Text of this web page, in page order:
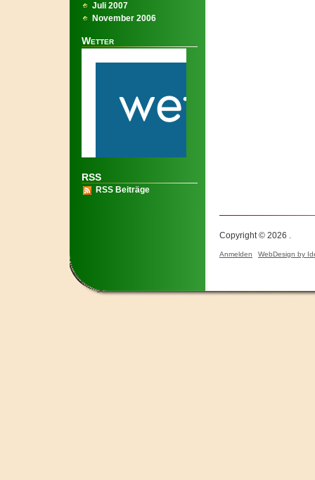
Juli 2007
November 2006
Wetter
RSS
RSS Beiträge
Copyright © 2026 .
Anmelden WebDesign by